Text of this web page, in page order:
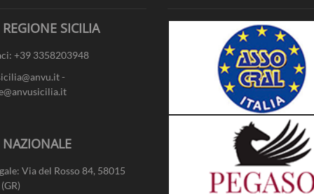
SICILIA
+39 3358203948
-
Via del Rosso 84, 58015